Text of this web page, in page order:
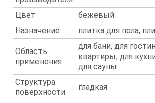
Цвет
бежевый
Назначение
плитка для пола,
Область
применения
для бани, для
квартиры, для
для сауны
Структура
поверхности
гладкая